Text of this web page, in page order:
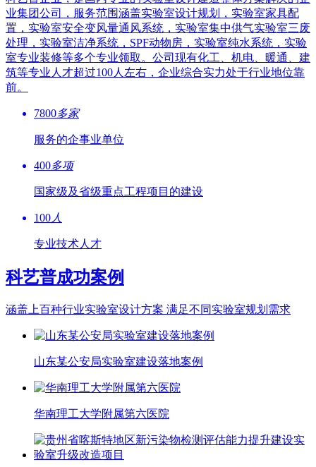
业集团公司，服务范围涵盖实验室设计规划，实验室家具配
置，实验室安全变风量通风系统，实验室集中供气实验室三废
处理，实验室洁净系统，SPF动物房，实验室纯水系统，实验
室专业装修等多个专业领取。公司现有化工、机电、暖通、建
筑等专业人才超过100人左右，企业综合实力处于行业地位靠
前。
7800多家
服务的企事业单位
400多项
国家级及省级重点工程项目的建设
100 人
专业技术人才
科艺普成功案例
涵盖上百种行业实验室设计方案 满足不同实验室规划需求
山东某公安局实验室建设落地案例
华南理工大学附属第六医院